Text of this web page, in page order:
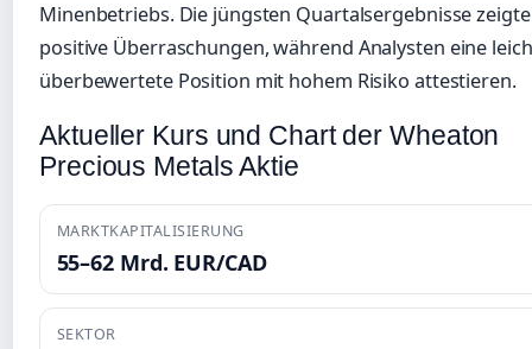
Minenbetriebs. Die jüngsten Quartalsergebnisse
positive Überraschungen, während Analysten eine
überbewertete Position mit hohem Risiko attestieren.
Aktueller Kurs und Chart der Wheaton
Precious Metals Aktie
MARKTKAPITALISIERUNG
55–62 Mrd. EUR/CAD
SEKTOR